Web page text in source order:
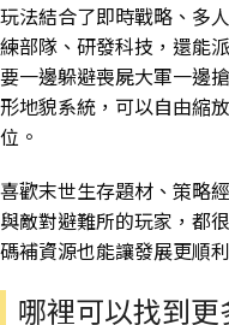
玩法結合了即時戰略、多
練部隊、研發科技，還能
要一邊躲避喪屍大軍一邊
形地貌系統，可以自由縮
位。
喜歡末世生存題材、策略
與敵對避難所的玩家，都
碼補資源也能讓發展更順
哪裡可以找到